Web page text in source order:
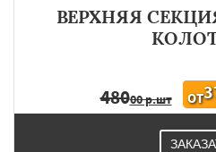
ВЕРХНЯЯ
48000 р.шт ОТ